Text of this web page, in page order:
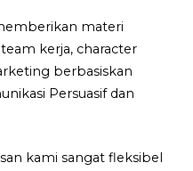
materi
kerja, character
berbasiskan
Persuasif dan
kami sangat fleksibel